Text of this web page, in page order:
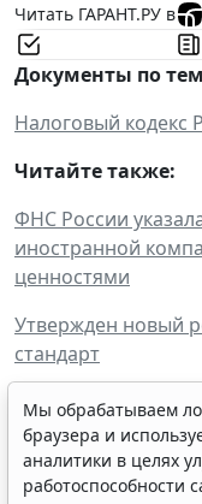
Читать ГАРАНТ.РУ в
Документы по
Налоговый кодекс
Читайте также:
ФНС России
иностранной
ценностями
Утвержден новый
стандарт
ФНС России
осуществления
договорам
Мы обрабатываем
браузера и
аналитики в целях
работоспособности